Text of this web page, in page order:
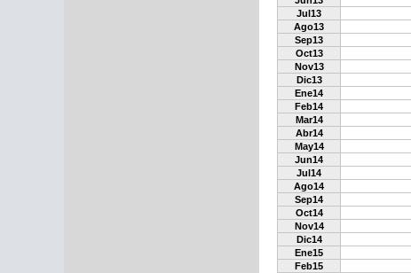
Jul13
Ago13
Sep13
Oct13
Nov13
Dic13
Ene14
Feb14
Mar14
Abr14
May14
Jun14
Jul14
Ago14
Sep14
Oct14
Nov14
Dic14
Ene15
Feb15